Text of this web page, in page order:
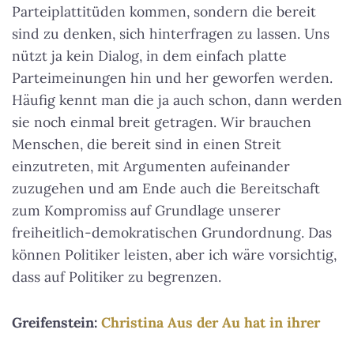
Parteiplattitüden kommen, sondern die bereit
sind zu denken, sich hinterfragen zu lassen. Uns
nützt ja kein Dialog, in dem einfach platte
Parteimeinungen hin und her geworfen werden.
Häufig kennt man die ja auch schon, dann werden
sie noch einmal breit getragen. Wir brauchen
Menschen, die bereit sind in einen Streit
einzutreten, mit Argumenten aufeinander
zuzugehen und am Ende auch die Bereitschaft
zum Kompromiss auf Grundlage unserer
freiheitlich-demokratischen Grundordnung. Das
können Politiker leisten, aber ich wäre vorsichtig,
dass auf Politiker zu begrenzen.
Greifenstein: Christina Aus der Au hat in ihrer